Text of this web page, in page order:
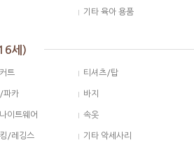
기타 육아 용품
세)
트 티셔츠/탑
파카 바지
이트웨어 속옷
/레깅스 기타 악세사리